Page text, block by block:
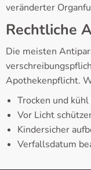
veränderter
Rechtliche
Die meisten
Apothekenpflicht.
Trocken und
Vor Licht
Kindersicher
Verfallsdatum